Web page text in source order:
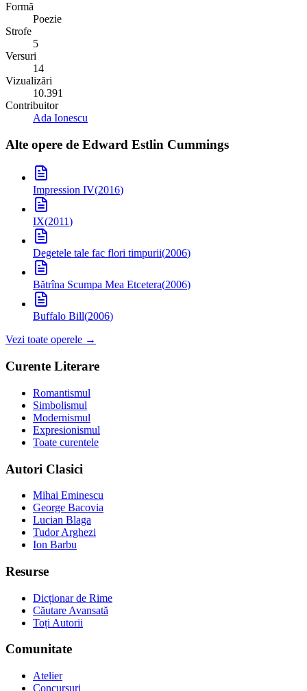
Formă
Poezie
Strofe
5
Versuri
14
Vizualizări
10.391
Contribuitor
Ada Ionescu
Alte opere de Edward Estlin Cummings
Impression IV(2016)
IX(2011)
Degetele tale fac flori timpurii(2006)
Bătrîna Scumpa Mea Etcetera(2006)
Buffalo Bill(2006)
Vezi toate operele →
Curente Literare
Romantismul
Simbolismul
Modernismul
Expresionismul
Toate curentele
Autori Clasici
Mihai Eminescu
George Bacovia
Lucian Blaga
Tudor Arghezi
Ion Barbu
Resurse
Dicționar de Rime
Căutare Avansată
Toți Autorii
Comunitate
Atelier
Concursuri